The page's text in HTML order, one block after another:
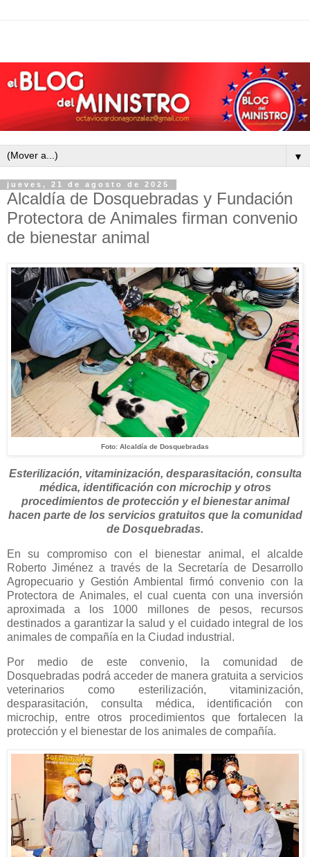
▼
jueves, 21 de agosto de 2025
Alcaldía de Dosquebradas y Fundación
Protectora de Animales firman convenio
de bienestar animal
Foto: Alcaldía de Dosquebradas
Esterilización, vitaminización, desparasitación, consulta
médica, identificación con microchip y otros
procedimientos de protección y el bienestar animal
hacen parte de los servicios gratuitos que la comunidad
de Dosquebradas.
En su compromiso con el bienestar animal, el alcalde
Roberto Jiménez a través de la Secretaría de Desarrollo
Agropecuario y Gestión Ambiental firmó convenio con la
Protectora de Animales, el cual cuenta con una inversión
aproximada a los 1000 millones de pesos, recursos
destinados a garantizar la salud y el cuidado integral de los
animales de compañía en la Ciudad industrial.
Por medio de este convenio, la comunidad de
Dosquebradas podrá acceder de manera gratuita a servicios
veterinarios como esterilización, vitaminización,
desparasitación, consulta médica, identificación con
microchip, entre otros procedimientos que fortalecen la
protección y el bienestar de los animales de compañía.